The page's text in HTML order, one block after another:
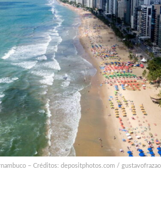
– Créditos: depositphotos.com / gustavofrazao